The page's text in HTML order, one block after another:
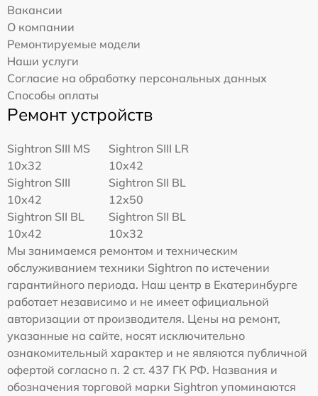
Вакансии
О компании
Ремонтируемые модели
Наши услуги
Согласие на обработку персональных данных
Способы оплаты
Ремонт устройств
Sightron SIII MS
10x32
Sightron SIII LR
10x42
Sightron SIII
10x42
Sightron SII BL
12x50
Sightron SII BL
10x42
Sightron SII BL
10x32
Мы занимаемся ремонтом и техническим
обслуживанием техники Sightron по истечении
гарантийного периода. Наш центр в Екатеринбурге
работает независимо и не имеет официальной
авторизации от производителя. Цены на ремонт,
указанные на сайте, носят исключительно
ознакомительный характер и не являются публичной
офертой согласно п. 2 ст. 437 ГК РФ. Названия и
обозначения торговой марки Sightron упоминаются